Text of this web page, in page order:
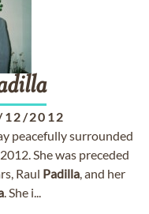
12/2012
peacefully surrounded
She was preceded
Raul Padilla, and her
. She i...